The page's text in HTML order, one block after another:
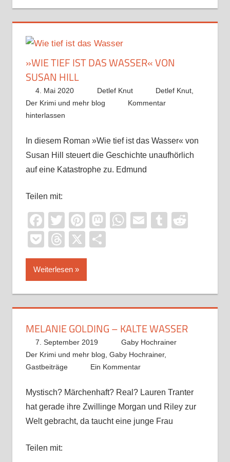
»WIE TIEF IST DAS WASSER« VON
SUSAN HILL
4. Mai 2020 Detlef Knut Detlef Knut
Der Krimi und mehr blog
Kommentar
hinterlassen
In diesem Roman »Wie tief ist das Wasser« von
Susan Hill steuert die Geschichte unaufhörlich
auf eine Katastrophe zu. Edmund
Teilen mit:
Facebook
TwitterPinterest
Mastodon
WhatsApp
EmailTumblr
PocketThreads
X
Weiterlesen
MELANIE GOLDING – KALTE WASSER
7. September 2019
Gaby Hochrainer
Der Krimi und mehr blog, Gaby Hochrainer,
Gastbeiträge
Ein Kommentar
Mystisch? Märchenhaft? Real? Lauren Tranter
hat gerade ihre Zwillinge Morgan und Riley zur
Welt gebracht, da taucht eine junge Frau
Teilen mit: